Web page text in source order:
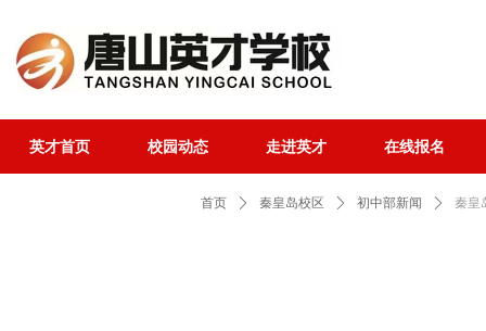
英才首页 校园动态
校园动态
走进英才
走进英才
在线报名
在线报名
首页 ꄲ 秦皇岛校区 ꄲ 初中部新闻 ꄲ 秦皇